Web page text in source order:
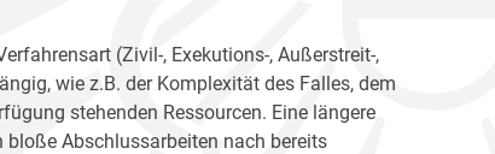
(Zivil-, Exekutions-, Außerstreit-,
wie z.B. der Komplexität des Falles, dem
stehenden Ressourcen. Eine längere
bloße Abschlussarbeiten nach bereits